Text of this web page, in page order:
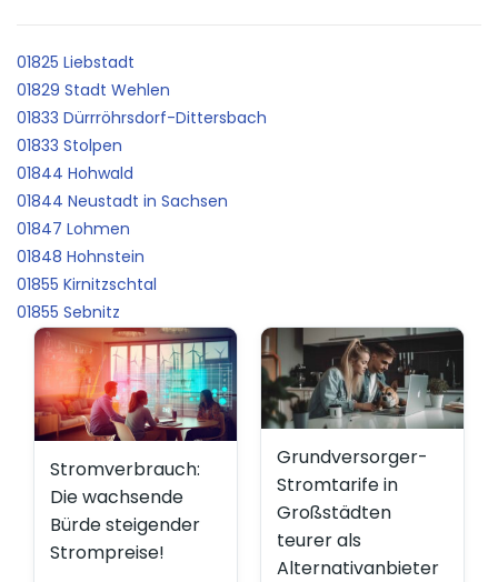
01825 Liebstadt
01829 Stadt Wehlen
01833 Dürrröhrsdorf-Dittersbach
01833 Stolpen
01844 Hohwald
01844 Neustadt in Sachsen
01847 Lohmen
01848 Hohnstein
01855 Kirnitzschtal
01855 Sebnitz
Stromverbrauch:
Die wachsende
Bürde steigender
Strompreise!
Grundversorger-
Stromtarife in
Großstädten
teurer als
Alternativanbieter